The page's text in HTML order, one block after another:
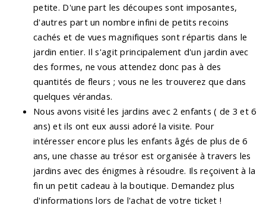
petite. D'une part les découpes sont imposantes,
d'autres part un nombre infini de petits recoins
cachés et de vues magnifiques sont répartis dans le
jardin entier. Il s'agit principalement d'un jardin avec
des formes, ne vous attendez donc pas à des
quantités de fleurs ; vous ne les trouverez que dans
quelques vérandas.
Nous avons visité les jardins avec 2 enfants ( de 3 et 6
ans) et ils ont eux aussi adoré la visite. Pour
intéresser encore plus les enfants âgés de plus de 6
ans, une chasse au trésor est organisée à travers les
jardins avec des énigmes à résoudre. Ils reçoivent à la
fin un petit cadeau à la boutique. Demandez plus
d'informations lors de l'achat de votre ticket !